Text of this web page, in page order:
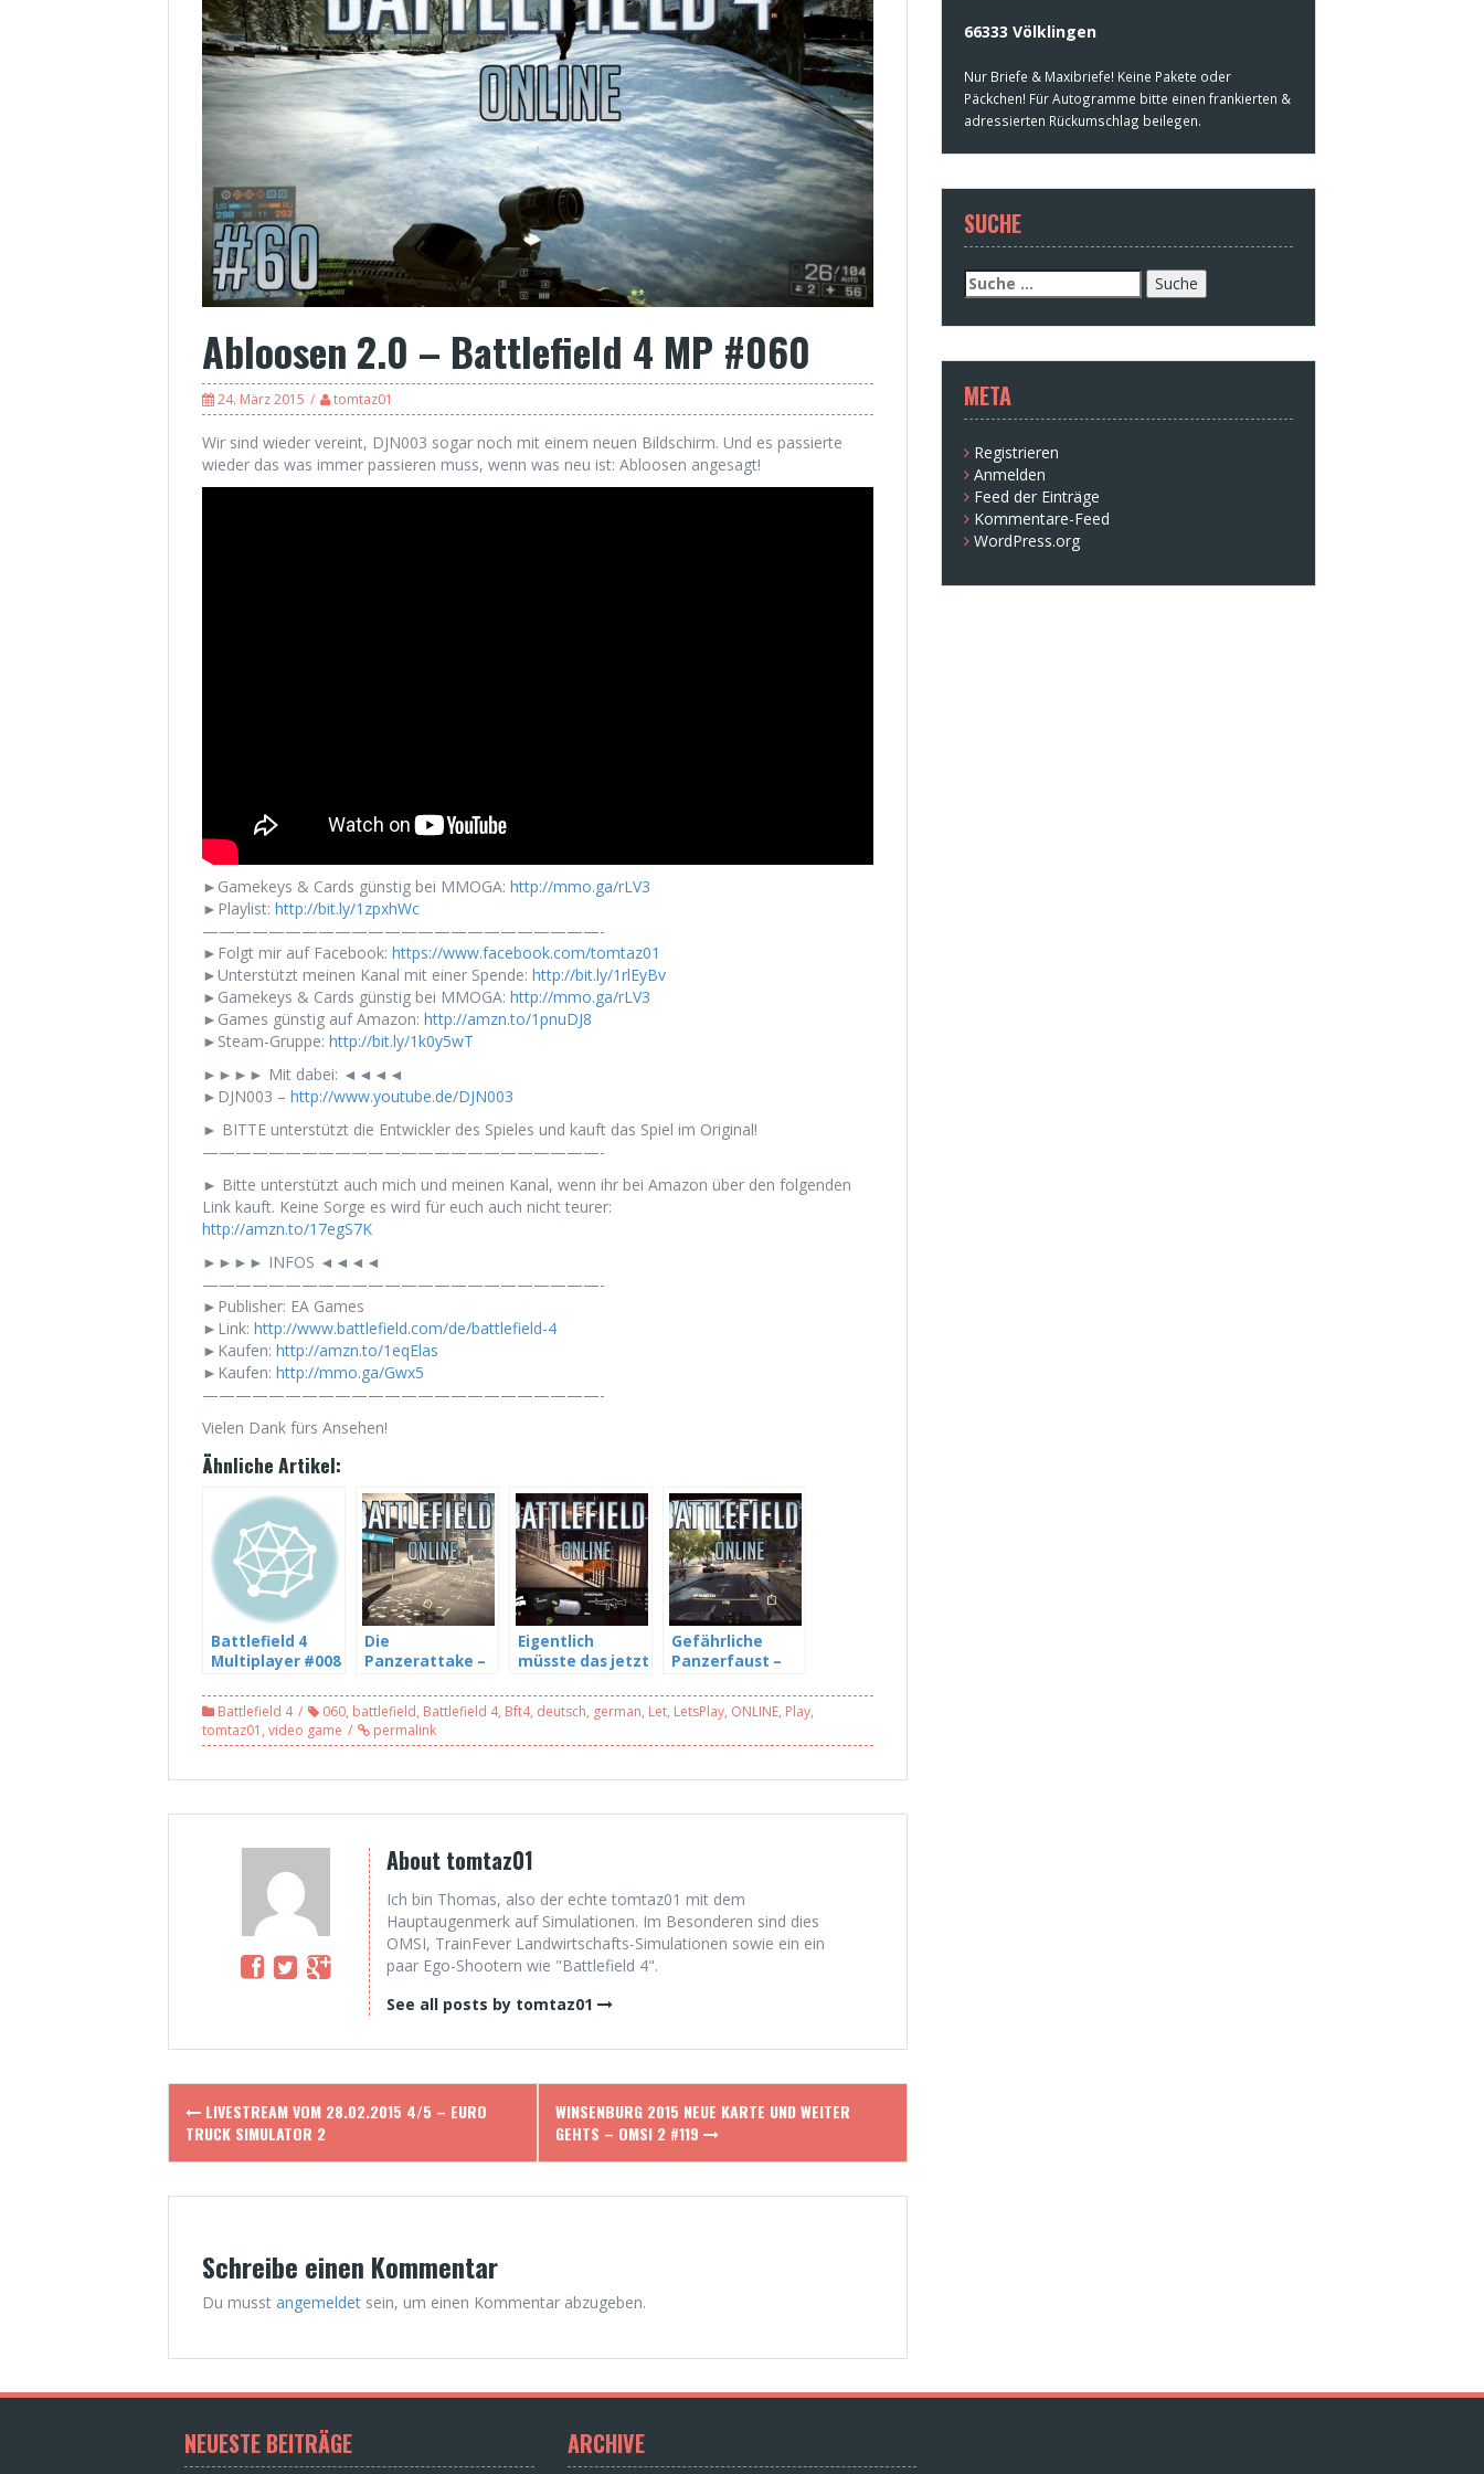
Abloosen 2.0 – Battlefield 4 MP #060
24. März 2015 tomtaz01
Wir sind wieder vereint, DJN003 sogar noch mit einem neuen Bildschirm. Und es passierte
wieder das was immer passieren muss, wenn was neu ist: Abloosen angesagt!
►Gamekeys & Cards günstig bei MMOGA: http://mmo.ga/rLV3
►Playlist: http://bit.ly/1zpxhWc
————————————————————————-
►Folgt mir auf Facebook: https://www.facebook.com/tomtaz01
►Unterstützt meinen Kanal mit einer Spende: http://bit.ly/1rlEyBv
►Gamekeys & Cards günstig bei MMOGA: http://mmo.ga/rLV3
►Games günstig auf Amazon: http://amzn.to/1pnuDJ8
►Steam-Gruppe: http://bit.ly/1k0y5wT
►►►► Mit dabei: ◄◄◄◄
►DJN003 – http://www.youtube.de/DJN003
► BITTE unterstützt die Entwickler des Spieles und kauft das Spiel im Original!
————————————————————————-
► Bitte unterstützt auch mich und meinen Kanal, wenn ihr bei Amazon über den folgenden
Link kauft. Keine Sorge es wird für euch auch nicht teurer:
http://amzn.to/17egS7K
►►►► INFOS ◄◄◄◄
————————————————————————-
►Publisher: EA Games
►Link: http://www.battlefield.com/de/battlefield-4
►Kaufen: http://amzn.to/1eqElas
►Kaufen: http://mmo.ga/Gwx5
————————————————————————-
Vielen Dank fürs Ansehen!
Ähnliche Artikel:
Battlefield 4
Multiplayer #008
man den hier
Chatten – mit
Freddy LP und
Die
Panzerattake –
#038
Eigentlich
müsste das jetzt
Battlefield 4 MP
#041
Gefährliche
Panzerfaust –
#042
Battlefield 4 060, battlefield, Battlefield 4, Bft4, deutsch, german, Let, LetsPlay, ONLINE, Play,
tomtaz01 , video game permalink
About tomtaz01
Ich bin Thomas, also der echte tomtaz01 mit dem
Hauptaugenmerk auf Simulationen. Im Besonderen sind dies
OMSI, TrainFever Landwirtschafts-Simulationen sowie ein ein
paar Ego-Shootern wie "Battlefield 4".
See all posts by tomtaz01
Post
navigation
LIVESTREAM VOM 28.02.2015 4/5 – EURO
TRUCK SIMULATOR 2
WINSENBURG 2015 NEUE KARTE UND WEITER
GEHTS – OMSI 2 #119
Schreibe einen Kommentar
Du musst angemeldet sein, um einen Kommentar abzugeben.
66333 Völklingen
Nur Briefe & Maxibriefe! Keine Pakete oder
Päckchen! Für Autogramme bitte einen frankierten &
adressierten Rückumschlag beilegen.
SUCHE
Suche
nach:
META
Registrieren
Anmelden
Feed der Einträge
Kommentare-Feed
WordPress.org
NEUESTE BEITRÄGE ARCHIVE